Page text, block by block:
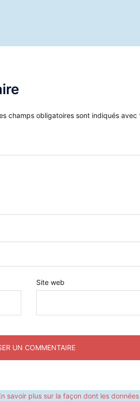
champs obligatoires sont indiqués avec
Site web
savoir plus sur la façon dont les